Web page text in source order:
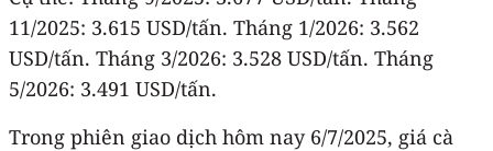
11/2025: 3.615 USD/tấn. Tháng 1/2026: 3.562
USD/tấn. Tháng 3/2026: 3.528 USD/tấn. Tháng
5/2026: 3.491 USD/tấn.
Trong phiên giao dịch hôm nay 6/7/2025, giá cà